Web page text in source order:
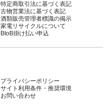
特定商取引法に基づく表記
古物営業法に基づく表記
酒類販売管理者標識の掲示
家電リサイクルについて
BtoB掛け払い申込
プライバシーポリシー
サイト利用条件・推奨環境
お問い合わせ